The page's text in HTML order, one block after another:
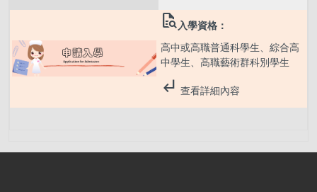
quick_reference_all 入學資格：
高中或高職普通科學生、綜合高
中學生、高職藝術群科別學生
subdirectory_arrow_left 查看詳細內容